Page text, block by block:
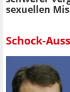
sexuellen
Schock-